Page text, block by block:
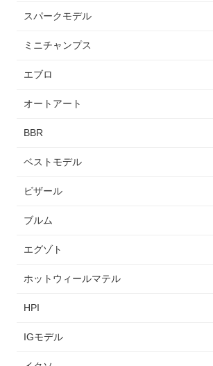
スパークモデル
ミニチャンプス
エブロ
オートアート
BBR
ベストモデル
ビザール
ブルム
エグゾト
ホットウィールマテル
HPI
IGモデル